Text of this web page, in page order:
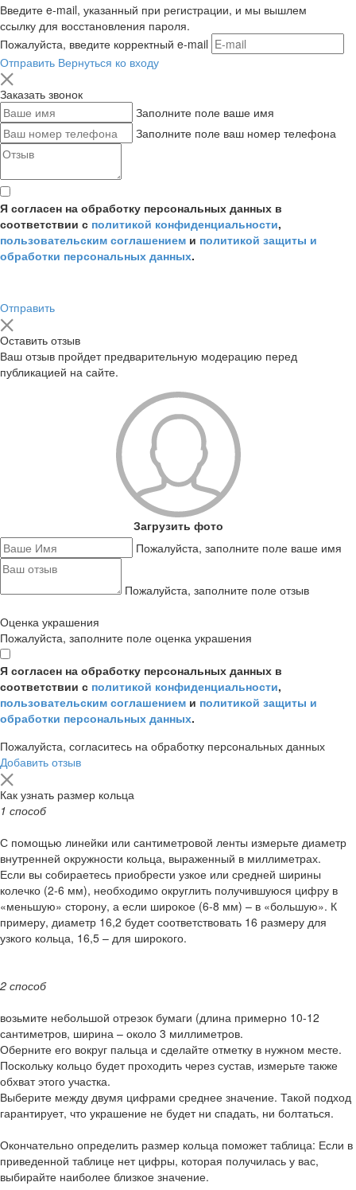
Введите e-mail, указанный при регистрации, и мы вышлем
ссылку для восстановления пароля.
Пожалуйста, введите корректный e-mail
Отправить Вернуться ко входу
Заказать звонок
Заполните поле ваше имя
Заполните поле ваш номер телефона
Я согласен на обработку персональных данных в
соответствии с политикой конфиденциальности,
пользовательским соглашением и политикой защиты и
обработки персональных данных.
Отправить
Оставить отзыв
Ваш отзыв пройдет предварительную модерацию перед
публикацией на сайте.
Загрузить фото
Пожалуйста, заполните поле ваше имя
Пожалуйста, заполните поле отзыв
Оценка украшения
Пожалуйста, заполните поле оценка украшения
Я согласен на обработку персональных данных в
соответствии с политикой конфиденциальности,
пользовательским соглашением и политикой защиты и
обработки персональных данных.
Пожалуйста, согласитесь на обработку персональных данных
Добавить отзыв
Как узнать размер кольца
1 способ
С помощью линейки или сантиметровой ленты измерьте диаметр
внутренней окружности кольца, выраженный в миллиметрах.
Если вы собираетесь приобрести узкое или средней ширины
колечко (2-6 мм), необходимо округлить получившуюся цифру в
«меньшую» сторону, а если широкое (6-8 мм) – в «большую». К
примеру, диаметр 16,2 будет соответствовать 16 размеру для
узкого кольца, 16,5 – для широкого.
2 способ
возьмите небольшой отрезок бумаги (длина примерно 10-12
сантиметров, ширина – около 3 миллиметров.
Оберните его вокруг пальца и сделайте отметку в нужном месте.
Поскольку кольцо будет проходить через сустав, измерьте также
обхват этого участка.
Выберите между двумя цифрами среднее значение. Такой подход
гарантирует, что украшение не будет ни спадать, ни болтаться.
Окончательно определить размер кольца поможет таблица: Если в
приведенной таблице нет цифры, которая получилась у вас,
выбирайте наиболее близкое значение.